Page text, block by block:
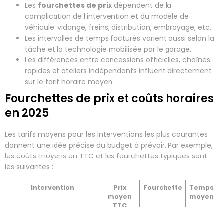
Les fourchettes de prix dépendent de la
complication de l’intervention et du modèle de
véhicule: vidange, freins, distribution, embrayage, etc.
Les intervalles de temps facturés varient aussi selon la
tâche et la technologie mobilisée par le garage.
Les différences entre concessions officielles, chaînes
rapides et ateliers indépendants influent directement
sur le tarif horaire moyen.
Fourchettes de prix et coûts horaires
en 2025
Les tarifs moyens pour les interventions les plus courantes
donnent une idée précise du budget à prévoir. Par exemple,
les coûts moyens en TTC et les fourchettes typiques sont
les suivantes :
Intervention
Prix
moyen
TTC
Fourchette
Temps
moyen